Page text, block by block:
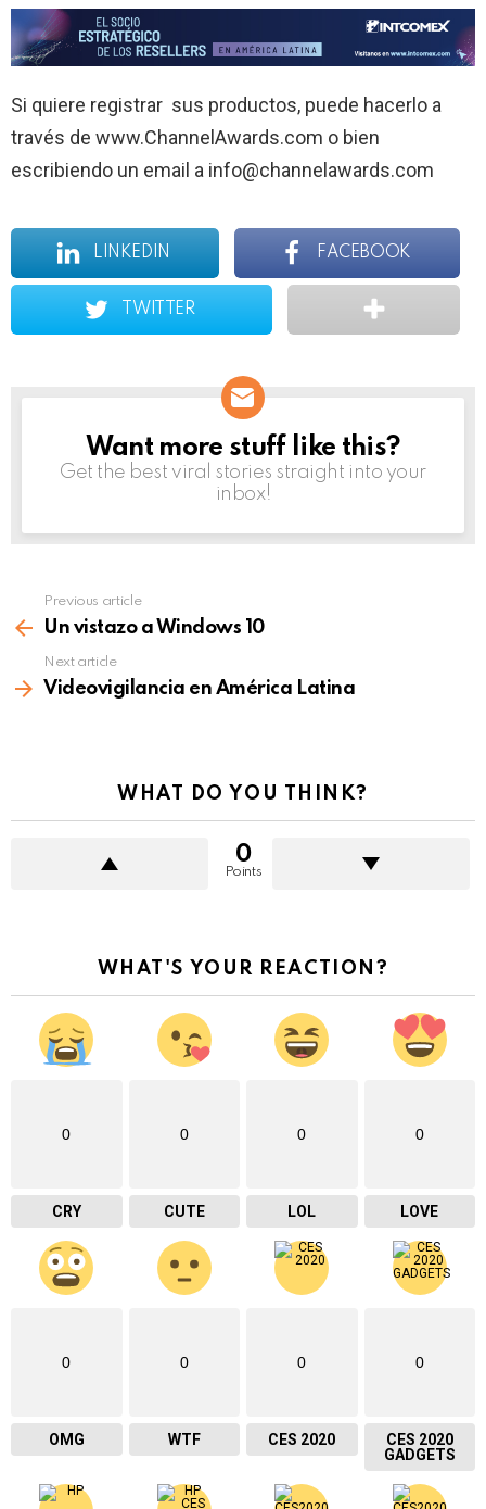
Si quiere registrar sus productos, puede hacerlo a
través de www.ChannelAwards.com o bien
escribiendo un email a info@channelawards.com
LINKEDIN FACEBOOK
TWITTER
NEWSLETTER
Want more stuff like this?
Get the best viral stories straight into your
inbox!
more
Previous article
Un vistazo a Windows 10
Next article
Videovigilancia en América Latina
WHAT DO YOU THINK?
0
Points
WHAT'S YOUR REACTION?
0
CRY
0
CUTE
0
LOL
0
LOVE
0
OMG
0
WTF
0
CES 2020
0
CES 2020
GADGETS